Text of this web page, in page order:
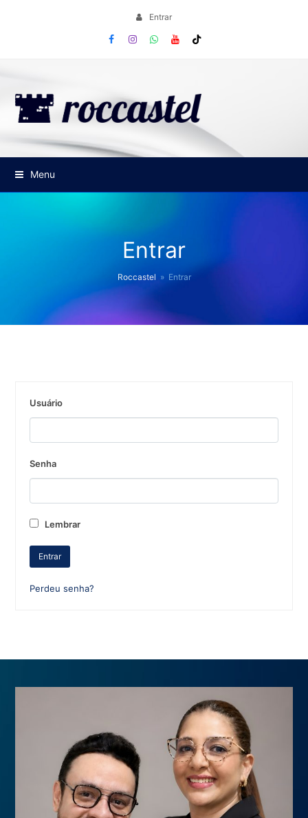
Entrar
FacebookInstagramWhatsapp
YoutubeTiktok
Menu
Entrar
Roccastel » Entrar
Usuário
Senha
Lembrar
Perdeu senha?